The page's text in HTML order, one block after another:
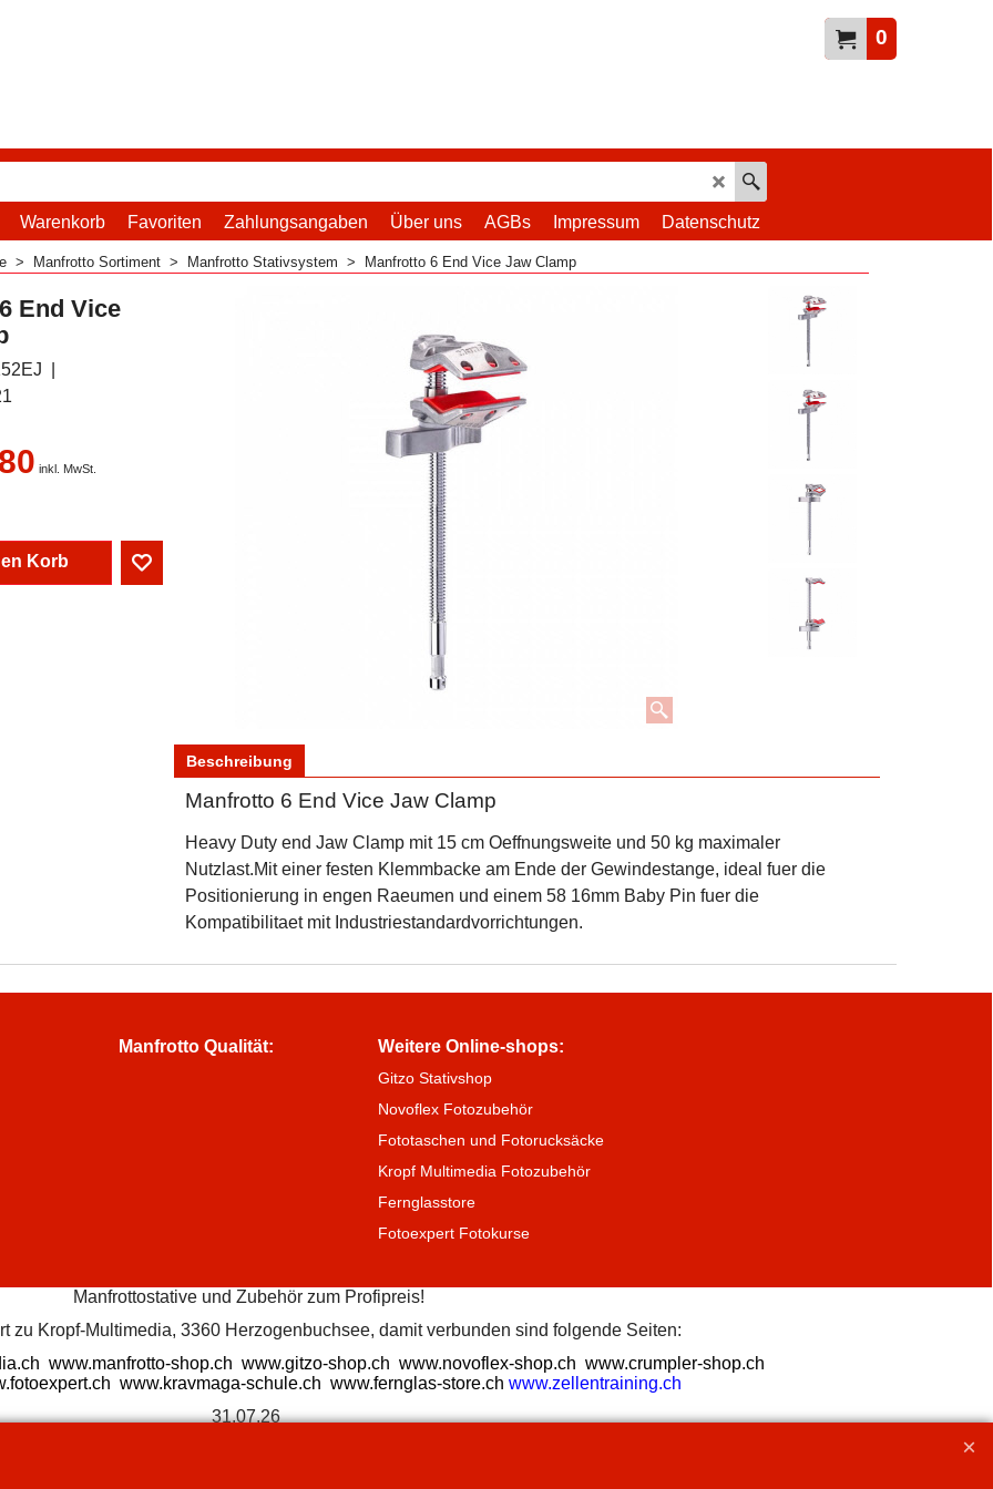
0
Warenkorb Favoriten Zahlungsangaben Über uns AGBs Impressum Datenschutz
> Manfrotto Sortiment > Manfrotto Stativsystem > Manfrotto 6 End Vice Jaw Clamp
End Vice
inkl. MwSt.
Korb
Beschreibung
Manfrotto 6 End Vice Jaw Clamp
Heavy Duty end Jaw Clamp mit 15 cm Oeffnungsweite und 50 kg maximaler
Nutzlast.Mit einer festen Klemmbacke am Ende der Gewindestange, ideal fuer die
Positionierung in engen Raeumen und einem 58 16mm Baby Pin fuer die
Kompatibilitaet mit Industriestandardvorrichtungen.
Manfrotto Qualität: Weitere Online-shops:
Gitzo Stativshop
Novoflex Fotozubehör
Fototaschen und Fotorucksäcke
Kropf Multimedia Fotozubehör
Fernglasstore
Fotoexpert Fotokurse
Manfrottostative und Zubehör zum Profipreis!
zu Kropf-Multimedia, 3360 Herzogenbuchsee, damit verbunden sind folgende Seiten:
www.manfrotto-shop.ch www.gitzo-shop.ch www.novoflex-shop.ch www.crumpler-shop.ch
www.kravmaga-schule.ch www.fernglas-store.ch www.zellentraining.ch
31.07.26